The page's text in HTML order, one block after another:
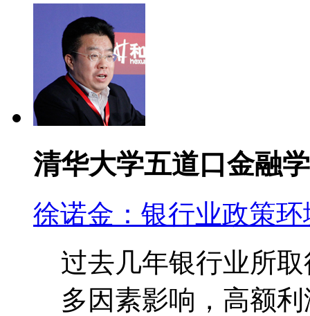
清华大学五道口金融
徐诺金：银行业政策
过去几年银行业所
多因素影响，高额